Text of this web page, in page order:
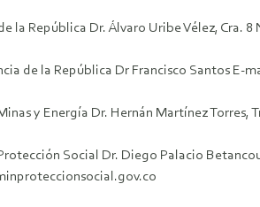
la República Dr. Álvaro Uribe Vélez, Cra.
de la República Dr Francisco Santos E-
y Energía Dr. Hernán Martínez Torres,
Social Dr. Diego Palacio